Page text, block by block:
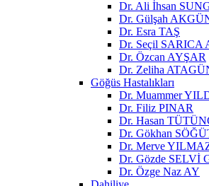
Dr. Ali İhsan
Dr. Gülşah
Dr. Esra TAŞ
Dr. Seçil SARICA
Dr. Özcan AYŞAR
Dr. Zeliha
Göğüs Hastalıkları
Dr. Muammer
Dr. Filiz PINAR
Dr. Hasan
Dr. Gökhan
Dr. Merve
Dr. Gözde SELVİ
Dr. Özge Naz AY